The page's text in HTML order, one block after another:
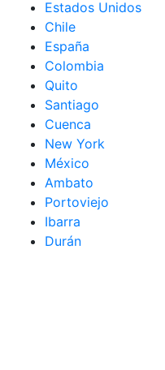
Estados Unidos
Chile
España
Colombia
Quito
Santiago
Cuenca
New York
México
Ambato
Portoviejo
Ibarra
Durán